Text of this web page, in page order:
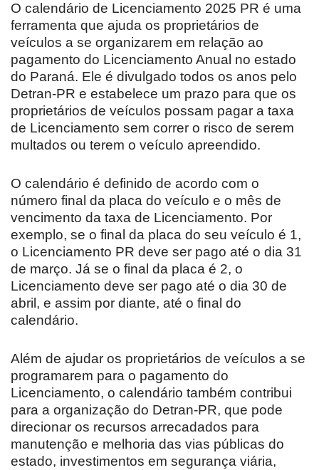
O calendário de Licenciamento 2025 PR é uma
ferramenta que ajuda os proprietários de
veículos a se organizarem em relação ao
pagamento do Licenciamento Anual no estado
do Paraná. Ele é divulgado todos os anos pelo
Detran-PR e estabelece um prazo para que os
proprietários de veículos possam pagar a taxa
de Licenciamento sem correr o risco de serem
multados ou terem o veículo apreendido.
O calendário é definido de acordo com o
número final da placa do veículo e o mês de
vencimento da taxa de Licenciamento. Por
exemplo, se o final da placa do seu veículo é 1,
o Licenciamento PR deve ser pago até o dia 31
de março. Já se o final da placa é 2, o
Licenciamento deve ser pago até o dia 30 de
abril, e assim por diante, até o final do
calendário.
Além de ajudar os proprietários de veículos a se
programarem para o pagamento do
Licenciamento, o calendário também contribui
para a organização do Detran-PR, que pode
direcionar os recursos arrecadados para
manutenção e melhoria das vias públicas do
estado, investimentos em segurança viária,